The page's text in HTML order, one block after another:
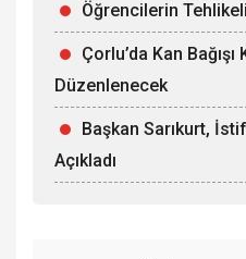
Öğrencilerin
Çorlu’da Kan Bağışı
Düzenlenecek
Başkan Sarıkurt,
Açıkladı